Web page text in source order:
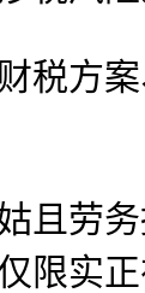
方案
劳务
限实正